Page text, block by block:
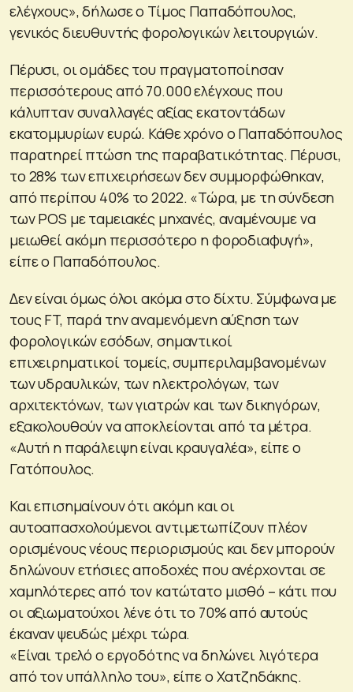
ελέγχους», δήλωσε ο Τίμος Παπαδόπουλος,
γενικός διευθυντής φορολογικών λειτουργιών.
Πέρυσι, οι ομάδες του πραγματοποίησαν
περισσότερους από 70.000 ελέγχους που
κάλυπταν συναλλαγές αξίας εκατοντάδων
εκατομμυρίων ευρώ. Κάθε χρόνο ο Παπαδόπουλος
παρατηρεί πτώση της παραβατικότητας. Πέρυσι,
το 28% των επιχειρήσεων δεν συμμορφώθηκαν,
από περίπου 40% το 2022. «Τώρα, με τη σύνδεση
των POS με ταμειακές μηχανές, αναμένουμε να
μειωθεί ακόμη περισσότερο η φοροδιαφυγή»,
είπε ο Παπαδόπουλος.
Δεν είναι όμως όλοι ακόμα στο δίχτυ. Σύμφωνα με
τους FT, παρά την αναμενόμενη αύξηση των
φορολογικών εσόδων, σημαντικοί
επιχειρηματικοί τομείς, συμπεριλαμβανομένων
των υδραυλικών, των ηλεκτρολόγων, των
αρχιτεκτόνων, των γιατρών και των δικηγόρων,
εξακολουθούν να αποκλείονται από τα μέτρα.
«Αυτή η παράλειψη είναι κραυγαλέα», είπε ο
Γατόπουλος.
Και επισημαίνουν ότι ακόμη και οι
αυτοαπασχολούμενοι αντιμετωπίζουν πλέον
ορισμένους νέους περιορισμούς και δεν μπορούν
δηλώνουν ετήσιες αποδοχές που ανέρχονται σε
χαμηλότερες από τον κατώτατο μισθό – κάτι που
οι αξιωματούχοι λένε ότι το 70% από αυτούς
έκαναν ψευδώς μέχρι τώρα.
«Είναι τρελό ο εργοδότης να δηλώνει λιγότερα
από τον υπάλληλο του», είπε ο Χατζηδάκης.